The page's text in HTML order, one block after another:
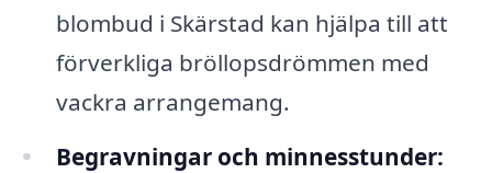
blombud i Skärstad kan hjälpa till att
förverkliga bröllopsdrömmen med
vackra arrangemang.
Begravningar och minnesstunder: